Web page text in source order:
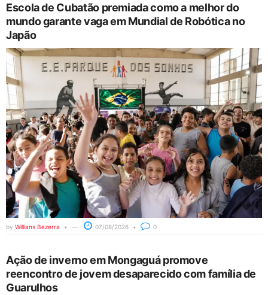
Escola de Cubatão premiada como a melhor do
mundo garante vaga em Mundial de Robótica no
Japão
by Willians Bezerra 07/08/2026 0
Ação de inverno em Mongaguá promove
reencontro de jovem desaparecido com família de
Guarulhos